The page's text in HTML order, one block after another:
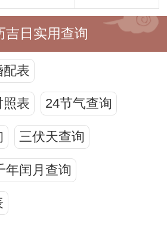
吉日实用查询
配表
照表 24节气查询
三伏天查询
年闰月查询